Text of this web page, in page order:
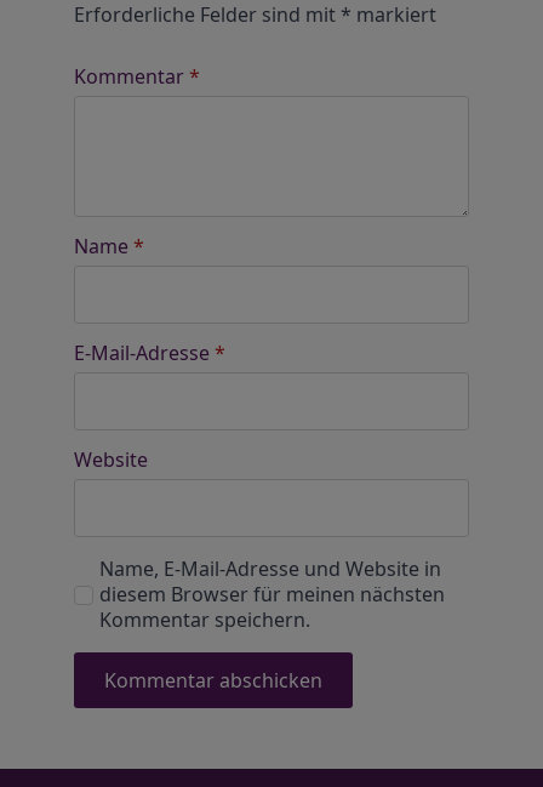
Erforderliche Felder sind mit* markiert
Kommentar*
Name *
E-Mail-Adresse *
Website
Name, E-Mail-Adresse und Website in
diesem Browser für meinen nächsten
Kommentar speichern.